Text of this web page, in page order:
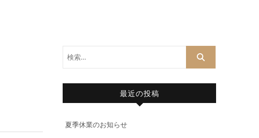
最近の投稿
夏季休業のお知らせ